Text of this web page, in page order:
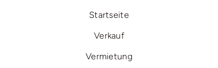
Startseite
Verkauf
Vermietung